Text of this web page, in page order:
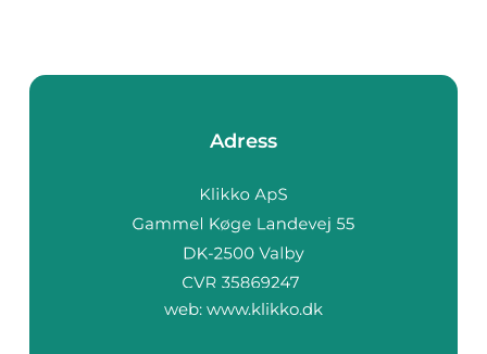
Adress
web: www.klikko.dk